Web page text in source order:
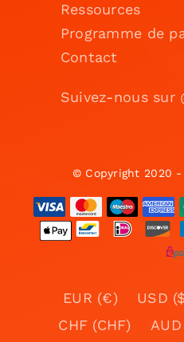
Ressources
Programme de
Contact
Suivez-nous sur
© Copyright 2020 -
EUR (€) USD
CHF (CHF)